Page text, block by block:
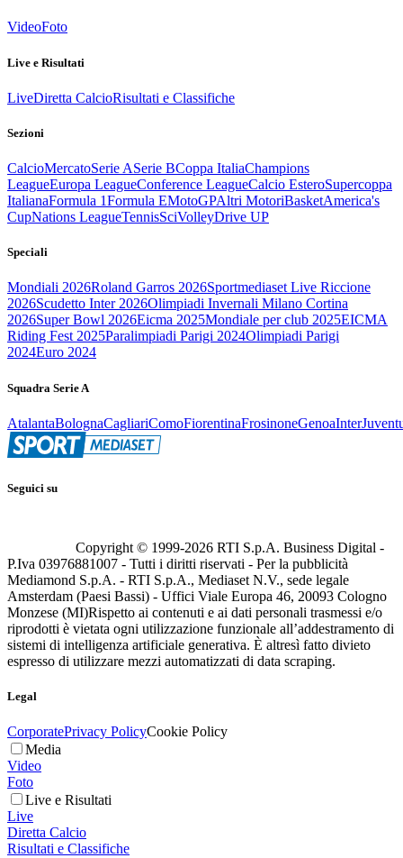
VideoFoto
Live e Risultati
LiveDiretta CalcioRisultati e Classifiche
Sezioni
CalcioMercatoSerie ASerie BCoppa ItaliaChampions
LeagueEuropa LeagueConference LeagueCalcio EsteroSupercoppa
ItalianaFormula 1Formula EMotoGPAltri MotoriBasketAmerica's
CupNations LeagueTennisSciVolleyDrive UP
Speciali
Mondiali 2026Roland Garros 2026Sportmediaset Live Riccione
2026Scudetto Inter 2026Olimpiadi Invernali Milano Cortina
2026Super Bowl 2026Eicma 2025Mondiale per club 2025EICMA
Riding Fest 2025Paralimpiadi Parigi 2024Olimpiadi Parigi
2024Euro 2024
Squadra Serie A
AtalantaBolognaCagliariComoFiorentinaFrosinoneGenoaInter
Seguici su
Copyright © 1999-2026 RTI S.p.A. Business Digital -
P.Iva 03976881007 - Tutti i diritti riservati - Per la pubblicità
Mediamond S.p.A. - RTI S.p.A., Mediaset N.V., sede legale
Amsterdam (Paesi Bassi) - Uffici Viale Europa 46, 20093 Cologno
Monzese (MI)Rispetto ai contenuti e ai dati personali trasmessi e/o
riprodotti è vietata ogni utilizzazione funzionale all’addestramento di
sistemi di intelligenza artificiale generativa. È altresì fatto divieto
espresso di utilizzare mezzi automatizzati di data scraping.
Legal
CorporatePrivacy PolicyCookie Policy
Media
Video
Foto
Live e Risultati
Live
Diretta Calcio
Risultati e Classifiche